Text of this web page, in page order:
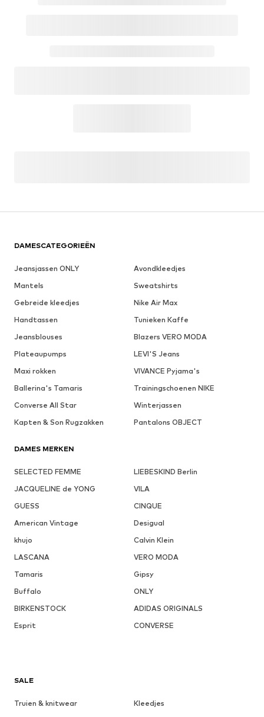
DAMESCATEGORIEËN
Jeansjassen ONLY
Avondkleedjes
Mantels
Sweatshirts
Gebreide kleedjes
Nike Air Max
Handtassen
Tunieken Kaffe
Jeansblouses
Blazers VERO MODA
Plateaupumps
LEVI'S Jeans
Maxi rokken
VIVANCE Pyjama's
Ballerina's Tamaris
Trainingschoenen NIKE
Converse All Star
Winterjassen
Kapten & Son Rugzakken
Pantalons OBJECT
DAMES MERKEN
SELECTED FEMME
LIEBESKIND Berlin
JACQUELINE de YONG
VILA
GUESS
CINQUE
American Vintage
Desigual
khujo
Calvin Klein
LASCANA
VERO MODA
Tamaris
Gipsy
Buffalo
ONLY
BIRKENSTOCK
ADIDAS ORIGINALS
Esprit
CONVERSE
SALE
Truien & knitwear
Kleedjes